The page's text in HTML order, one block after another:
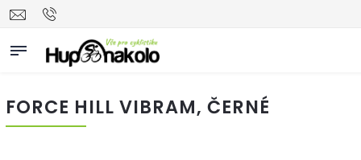
FORCE HILL VIBRAM, ČERNÉ